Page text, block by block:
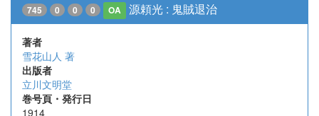
745 0 0 0 OA 源頼光 : 鬼賊退治
著者
雪花山人 著
出版者
立川文明堂
巻号頁・発行日
1914